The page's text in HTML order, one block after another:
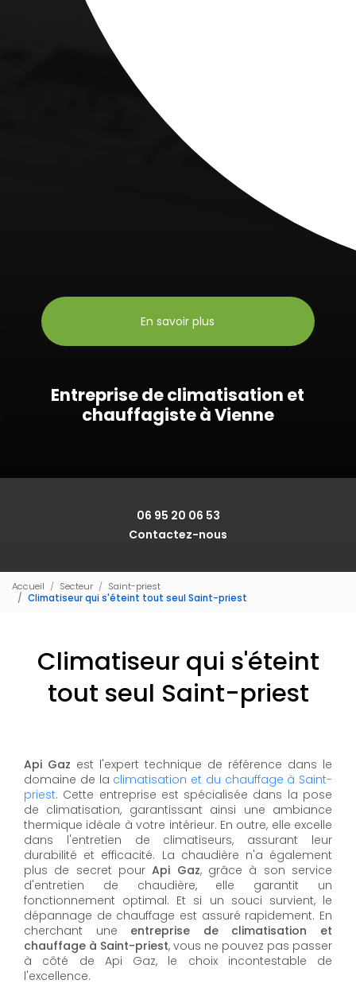
En savoir plus
Entreprise de climatisation et
chauffagiste à Vienne
06 95 20 06 53
Contactez-nous
Accueil Secteur
Saint-priest
Climatiseur qui s'éteint tout seul Saint-priest
Climatiseur qui s'éteint
tout seul Saint-priest
Api Gaz est l'expert technique de référence dans le
domaine de la climatisation et du chauffage à Saint-
priest. Cette entreprise est spécialisée dans la pose
de climatisation, garantissant ainsi une ambiance
thermique idéale à votre intérieur. En outre, elle excelle
dans l'entretien de climatiseurs, assurant leur
durabilité et efficacité. La chaudière n'a également
plus de secret pourApi Gaz, grâce à son service
d'entretien de chaudière, elle garantit un
fonctionnement optimal. Et si un souci survient, le
dépannage de chauffage est assuré rapidement. En
cherchant une entreprise de climatisation et
chauffage à Saint-priest, vous ne pouvez pas passer
à côté de Api Gaz, le choix incontestable de
l'excellence.